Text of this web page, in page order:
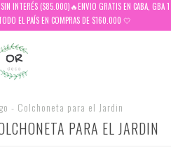
INTERÉS ($85.000)🔥ENVIO GRATIS EN CABA, GBA 1
EL PAÍS EN COMPRAS DE $160.000 🤍
- Colchoneta para el Jardin
PARA EL JARDIN